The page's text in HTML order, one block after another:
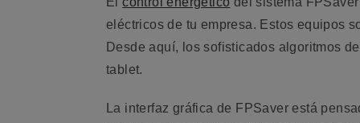
eléctricos de tu empresa. Estos equipos
Desde aquí, los sofisticados algoritmos
tablet.
La interfaz gráfica de FPSaver está